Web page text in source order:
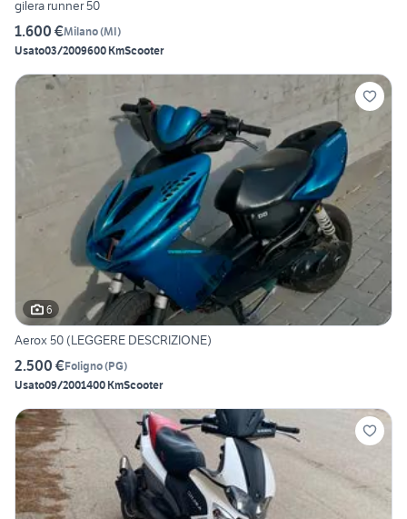
gilera runner 50
1.600 €Milano(MI)
Usato03/2009600 KmScooter
6
Aerox 50 (LEGGERE DESCRIZIONE)
2.500 €Foligno(PG)
Usato09/2001400 KmScooter